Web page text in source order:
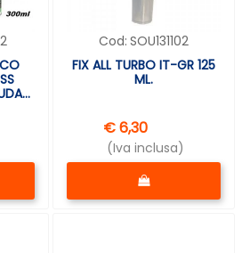
Cod: SOU131102
FIX ALL TURBO IT-GR 125
ML.
€ 6,30
(Iva inclusa)
Quantità